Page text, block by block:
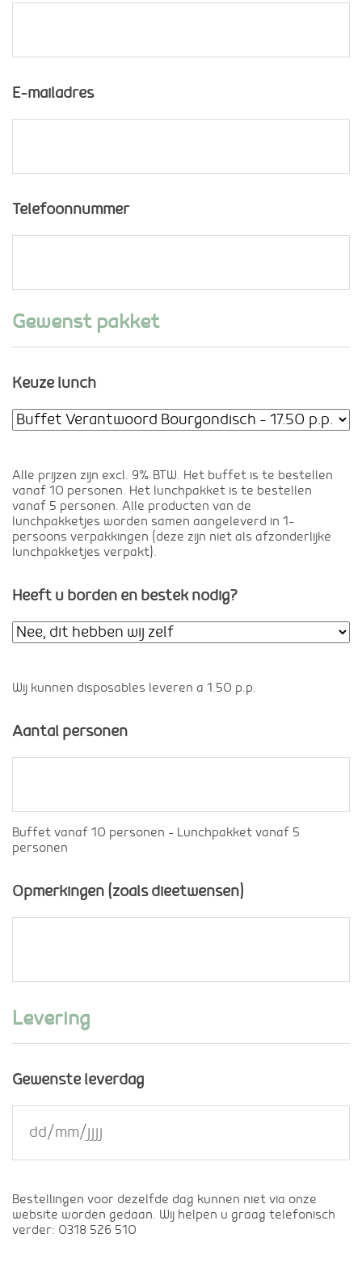
E-mailadres
Telefoonnummer
Gewenst pakket
Keuze lunch
Alle prijzen zijn excl. 9% BTW. Het buffet is te bestellen
vanaf 10 personen. Het lunchpakket is te bestellen
vanaf 5 personen. Alle producten van de
lunchpakketjes worden samen aangeleverd in 1-
persoons verpakkingen (deze zijn niet als afzonderlijke
lunchpakketjes verpakt).
Heeft u borden en bestek nodig?
Wij kunnen disposables leveren a 1.50 p.p.
Aantal personen
Buffet vanaf 10 personen - Lunchpakket vanaf 5
personen
Opmerkingen (zoals dieetwensen)
Levering
Gewenste leverdag
Bestellingen voor dezelfde dag kunnen niet via onze
website worden gedaan. Wij helpen u graag telefonisch
verder: 0318 526 510